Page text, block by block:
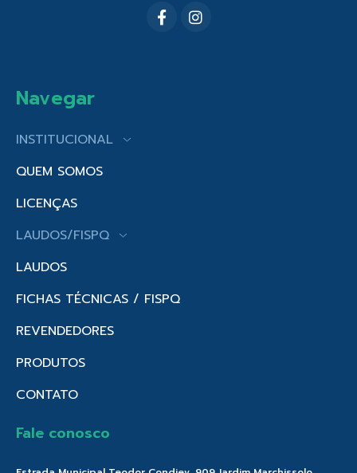
Navegar
INSTITUCIONAL
QUEM SOMOS
LICENÇAS
LAUDOS/FISPQ
LAUDOS
FICHAS TÉCNICAS / FISPQ
REVENDEDORES
PRODUTOS
CONTATO
Fale conosco